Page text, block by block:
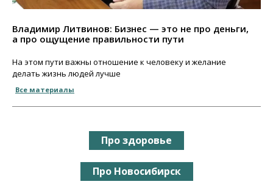
Владимир Литвинов: Бизнес — это не про деньги,
а про ощущение правильности пути
На этом пути важны отношение к человеку и желание
делать жизнь людей лучше
Все материалы
Про здоровье
Про Новосибирск